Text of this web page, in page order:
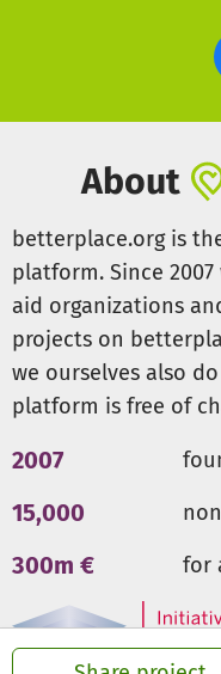
About
betterplace.org is
platform. Since
aid organizations
projects on
we ourselves also
platform is free of
2007
15,000
300m € for